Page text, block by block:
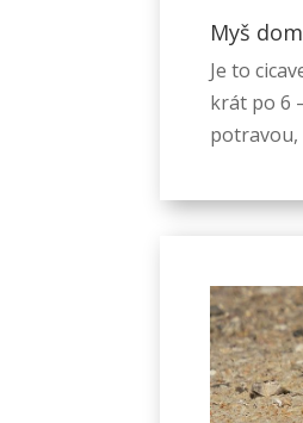
Myš
Je to
krát po 6
potravou,